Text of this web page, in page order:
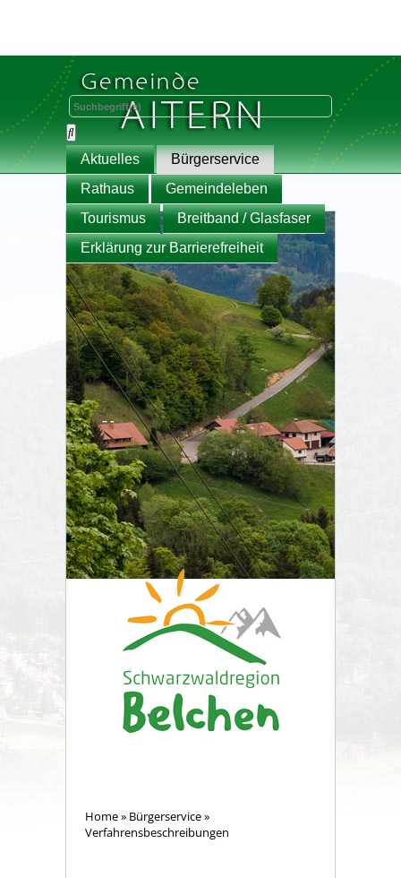
Aktuelles
Bürgerservice
Rathaus
Gemeindeleben
Tourismus
Breitband / Glasfaser
Erklärung zur Barrierefreiheit
Home» Bürgerservice»
Verfahrensbeschreibungen